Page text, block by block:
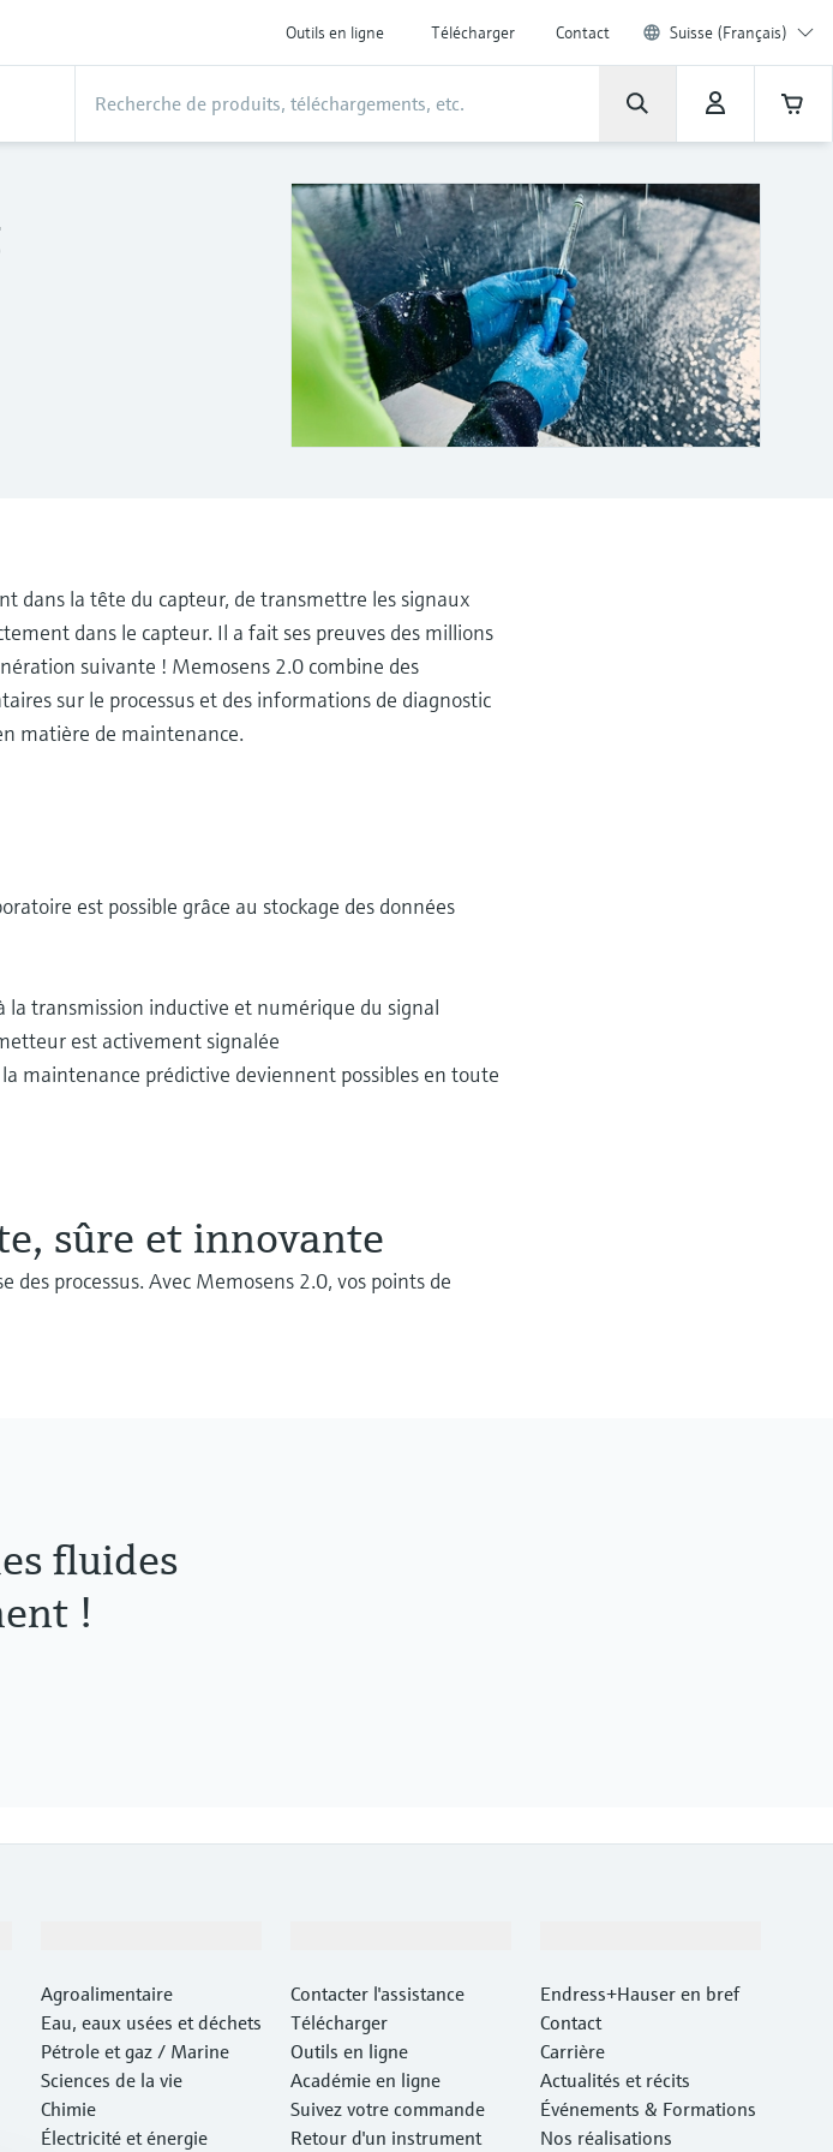
Outils en ligne Télécharger Contact Suisse (Français)
dans la tête du capteur, de transmettre les signaux
dans le capteur. Il a fait ses preuves des millions
suivante ! Memosens 2.0 combine des
sur le processus et des informations de diagnostic
matière de maintenance.
est possible grâce au stockage des données
la transmission inductive et numérique du signal
est activement signalée
maintenance prédictive deviennent possibles en toute
sûre et innovante
processus. Avec Memosens 2.0, vos points de
fluides
!
Agroalimentaire
Eau, eaux usées et déchets
Pétrole et gaz / Marine
Sciences de la vie
Chimie
Électricité et énergie
Contacter l'assistance
Télécharger
Outils en ligne
Académie en ligne
Suivez votre commande
Retour d'un instrument
Endress+Hauser en bref
Contact
Carrière
Actualités et récits
Événements & Formations
Nos réalisations